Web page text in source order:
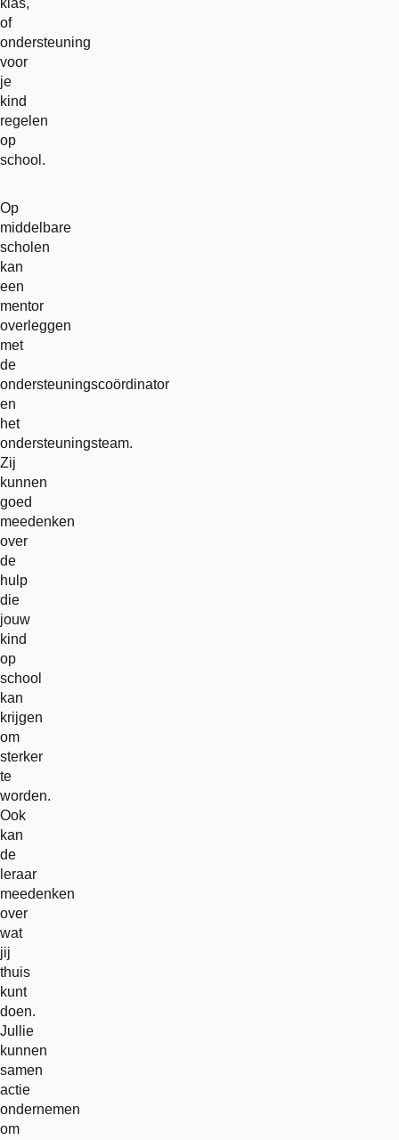
klas,
of
ondersteuning
voor
je
kind
regelen
op
school.
Op
middelbare
scholen
kan
een
mentor
overleggen
met
de
ondersteuningscoördinator
en
het
ondersteuningsteam.
Zij
kunnen
goed
meedenken
over
de
hulp
die
jouw
kind
op
school
kan
krijgen
om
sterker
te
worden.
Ook
kan
de
leraar
meedenken
over
wat
jij
thuis
kunt
doen.
Jullie
kunnen
samen
actie
ondernemen
om